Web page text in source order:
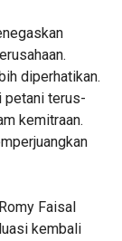
diperhatikan.
petani terus-
kemitraan.
Faisal
kembali